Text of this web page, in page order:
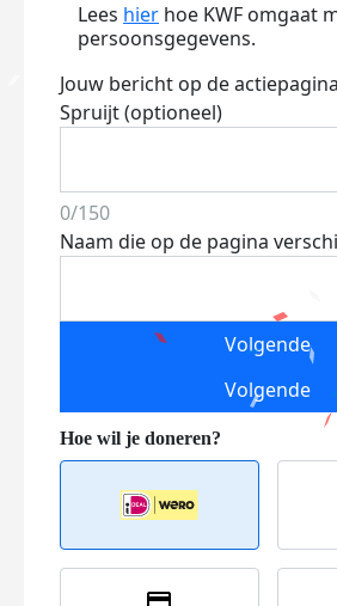
Lees hier hoe KWF omgaat
persoonsgegevens.
Jouw bericht op de
Spruijt (optioneel)
0/150
Naam die op de pagina
Volgende
Volgende